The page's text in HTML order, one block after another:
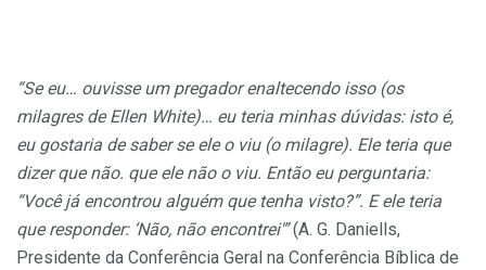
“Se eu… ouvisse um pregador enaltecendo isso (os
milagres de Ellen White)… eu teria minhas dúvidas: isto é,
eu gostaria de saber se ele o viu (o milagre). Ele teria que
dizer que não. que ele não o viu. Então eu perguntaria:
“Você já encontrou alguém que tenha visto?”. E ele teria
que responder: ‘Não, não encontrei'”(A. G. Daniells,
Presidente da Conferência Geral na Conferência Bíblica de